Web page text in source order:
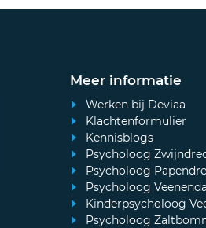
Meer informatie
Werken bij Deviaa
Klachtenformulier
Kennisblogs
Psycholoog
Psycholoog
Psycholoog
Kinderpsycholoog
Psycholoog